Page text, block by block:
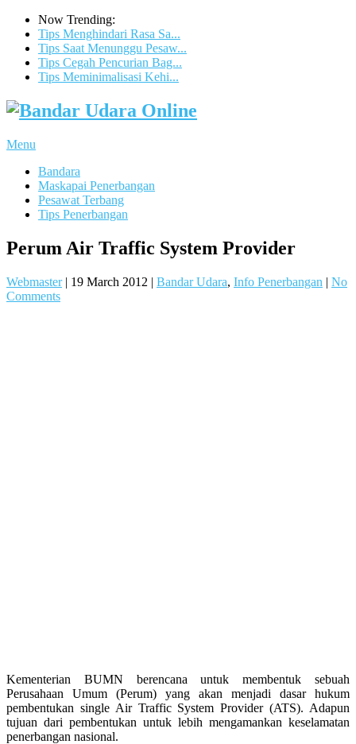
Now Trending:
Tips Menghindari Rasa Sa...
Tips Saat Menunggu Pesaw...
Tips Cegah Pencurian Bag...
Tips Meminimalisasi Kehi...
Menu
Bandara
Maskapai Penerbangan
Pesawat Terbang
Tips Penerbangan
Perum Air Traffic System Provider
Webmaster| 19 March 2012 | Bandar Udara, Info Penerbangan | No
Comments
Kementerian BUMN berencana untuk membentuk sebuah
Perusahaan Umum (Perum) yang akan menjadi dasar hukum
pembentukan single Air Traffic System Provider (ATS). Adapun
tujuan dari pembentukan untuk lebih mengamankan keselamatan
penerbangan nasional.